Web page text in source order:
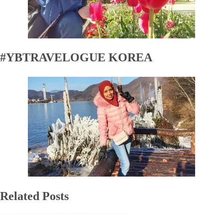
#YBTRAVELOGUE KOREA
Related Posts